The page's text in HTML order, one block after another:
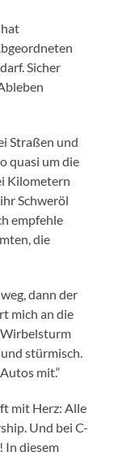
Sicher
Straßen und
quasi um die
Kilometern
Schweröl
empfehle
die
dann der
mich an die
Wirbelsturm
stürmisch.
mit.“
mit Herz: Alle
Und bei C-
In diesem